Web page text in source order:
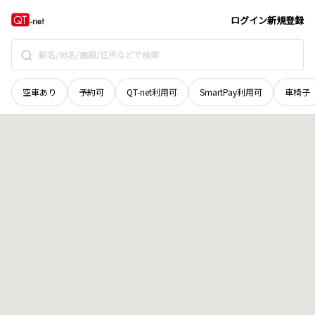
ログイン新規登録
空車あり 予約可 QT-net利用可 SmartPay利用可 車椅子
愛媛県